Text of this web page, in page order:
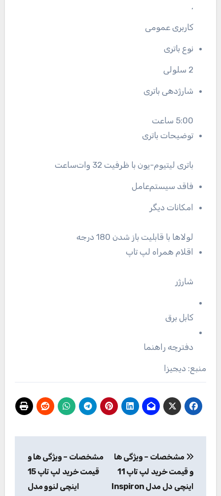
,
کاربری عمومی
نوع باتری
2 سلولی
شارژدهی باتری
5:00 ساعت
توضیحات باتری
باتری لیتیوم-یون با ظرفیت 32 وات‌ساعت
فاقد سیستم‌عامل
امکانات دیگر
لولاها با قابلیت باز شدن 180 درجه
اقلام همراه لپ تاپ
شارژر
کابل برق
دفترچه راهنما
منبع: دیجیزا
نوشته
مشخصات – ویژگی ها
و قیمت خرید لپ تاپ 11
اینچی دل مدل Inspiron
مشخصات – ویژگی ها و
قیمت خرید لپ تاپ 15
اینچی لنوو مدل